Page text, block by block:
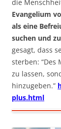
die
Evangelium
als eine
suchen und
gesagt, dass
sterben: “Des
zu lassen,
hinzugeben.”
plus.html